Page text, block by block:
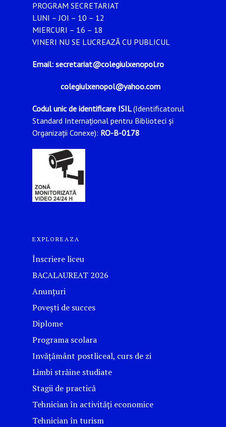
PROGRAM SECRETARIAT
LUNI – JOI – 10 – 12
MIERCURI – 16 – 18
VINERI NU SE LUCREAZĂ CU PUBLICUL
Email: secretariat@colegiulxenopol.ro
colegiulxenopol@yahoo.com
Codul unic de identificare ISIL(Identificatorul
Standard Internațional pentru Biblioteci și
Organizații Conexe): RO-B-0178
EXPLOREAZA
Înscriere liceu
BACALAUREAT 2026
Anunțuri
Povești de succes
Diplome
Programa scolara
Invățământ postliceal, curs de zi
Limbi străine studiate
Stagii de practică
Tehnician în activități economice
Tehnician în turism